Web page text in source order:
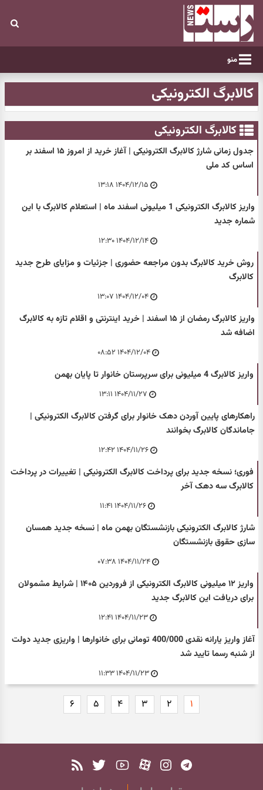
منو
کالابرگ الکترونیکی
کالابرگ الکترونیکی
جدول زمانی شارژ کالابرگ الکترونیکی | آغاز خرید از امروز ۱۵ اسفند بر
اساس کد ملی
۱۴۰۴/۱۲/۱۵ ۱۳:۱۸
واریز کالابرگ الکترونیکی 1 میلیونی اسفند ماه | استعلام کالابرگ با این
شماره جدید
۱۴۰۴/۱۲/۱۴ ۱۲:۳۰
روش خرید کالابرگ بدون مراجعه حضوری | جزئیات و مزایای طرح جدید
کالابرگ
۱۴۰۴/۱۲/۰۴ ۱۳:۰۷
واریز کالابرگ رمضان از ۱۵ اسفند | خرید اینترنتی و اقلام تازه به کالابرگ
اضافه شد
۱۴۰۴/۱۲/۰۴ ۰۸:۵۲
واریز کالابرگ 4 میلیونی برای سرپرستان خانوار تا پایان بهمن
۱۴۰۴/۱۱/۲۷ ۱۳:۱۱
راهکارهای پایین آوردن دهک خانوار برای گرفتن کالابرگ الکترونیکی |
جاماندگان کالابرگ بخوانند
۱۴۰۴/۱۱/۲۶ ۱۲:۴۲
فوری؛ نسخه جدید برای پرداخت کالابرگ الکترونیکی | تغییرات در پرداخت
کالابرگ سه دهک آخر
۱۴۰۴/۱۱/۲۶ ۱۱:۴۱
شارژ کالابرگ الکترونیکی بازنشستگان بهمن ماه | نسخه جدید همسان
سازی حقوق بازنشستگان
۱۴۰۴/۱۱/۲۴ ۰۷:۳۸
واریز ۱۲ میلیونی کالابرگ الکترونیکی از فروردین ۱۴۰۵ | شرایط مشمولان
برای دریافت این کالابرگ جدید
۱۴۰۴/۱۱/۲۳ ۱۲:۴۱
آغاز واریز یارانه نقدی 400/000 تومانی برای خانوارها | واریزی جدید دولت
از شنبه رسما تایید شد
۱۴۰۴/۱۱/۲۳ ۱۱:۳۳
۱ ۲ ۳ ۴ ۵ ۶